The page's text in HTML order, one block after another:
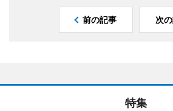
前の記事 次
特集